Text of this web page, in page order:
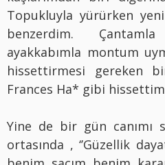
Topukluyla yürürken
benzerdim.
ayakkabımla montum
hissettirmesi gereken
Frances Ha* gibi
Yine de bir gün canımı
ortasında , ‘’Güzellik